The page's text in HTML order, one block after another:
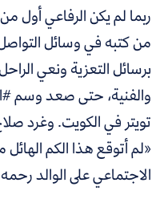
ربما لم يكن الرفاعي أول
من كتبه في وسائل
برسائل التعزية ونعي
والفنية، حتى صعد وسم
تويتر في الكويت. وغرد
«لم أتوقع هذا الكم
الاجتماعي على الوالد رحمه